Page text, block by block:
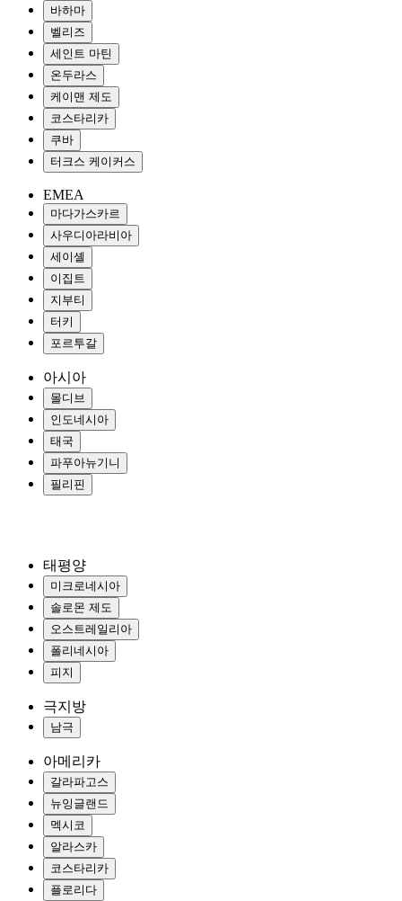
바하마
벨리즈
세인트 마틴
온두라스
케이맨 제도
코스타리카
쿠바
터크스 케이커스
EMEA
마다가스카르
사우디아라비아
세이셸
이집트
지부티
터키
포르투갈
아시아
몰디브
인도네시아
태국
파푸아뉴기니
필리핀
태평양
미크로네시아
솔로몬 제도
오스트레일리아
폴리네시아
피지
극지방
남극
아메리카
갈라파고스
뉴잉글랜드
멕시코
알라스카
코스타리카
플로리다